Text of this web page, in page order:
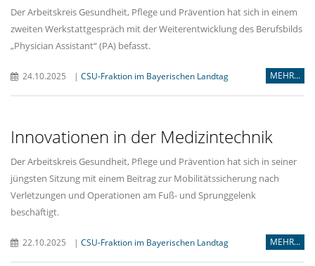
Der Arbeitskreis Gesundheit, Pflege und Prävention hat sich in einem
zweiten Werkstattgespräch mit der Weiterentwicklung des Berufsbilds
Physician Assistant“ (PA) befasst.
24.10.2025 | CSU-Fraktion im Bayerischen Landtag MEHR...
Innovationen in der Medizintechnik
Der Arbeitskreis Gesundheit, Pflege und Prävention hat sich in seiner
jüngsten Sitzung mit einem Beitrag zur Mobilitätssicherung nach
Verletzungen und Operationen am Fuß- und Sprunggelenk
beschäftigt.
22.10.2025 | CSU-Fraktion im Bayerischen Landtag MEHR...